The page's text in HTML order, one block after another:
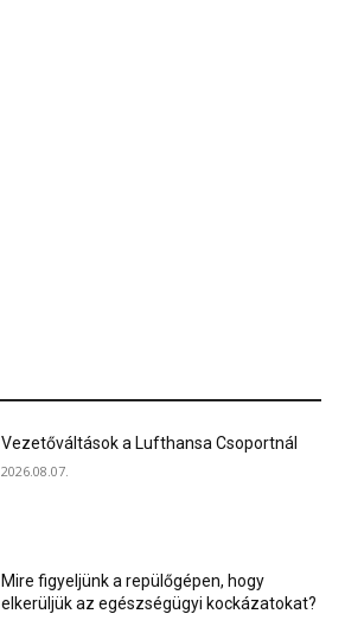
Vezetőváltások a Lufthansa Csoportnál
2026.08.07.
Mire figyeljünk a repülőgépen, hogy
elkerüljük az egészségügyi kockázatokat?